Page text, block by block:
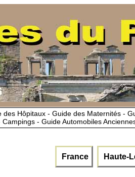
Hôpitaux - Guide des Maternités -
- Guide Automobiles
France Haute-